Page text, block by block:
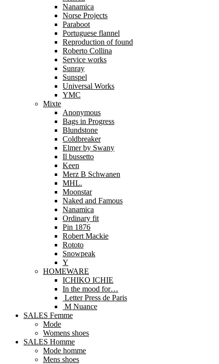
Nanamica
Norse Projects
Paraboot
Portuguese flannel
Reproduction of found
Roberto Collina
Service works
Sunray
Sunspel
Universal Works
YMC
Mixte
Anonymous
Bags in Progress
Blundstone
Coldbreaker
Elmer by Swany
Il bussetto
Keen
Merz B Schwanen
MHL.
Moonstar
Naked and Famous
Nanamica
Ordinary fit
Pin 1876
Robert Mackie
Rototo
Snowpeak
Y
HOMEWARE
ICHIKO ICHIE
In the mood for…
Letter Press de Paris
M Nuance
SALES Femme
Mode
Womens shoes
SALES Homme
Mode homme
Mens shoes